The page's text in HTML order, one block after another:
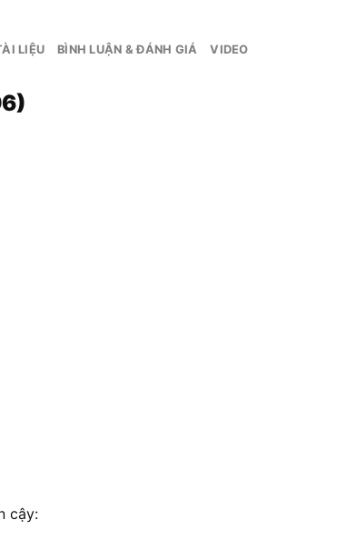
LIỆU BÌNH LUẬN & ĐÁNH GIÁ VIDEO
cậy: